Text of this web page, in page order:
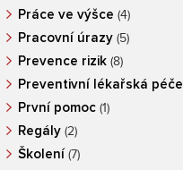
Práce ve výšce (4)
Pracovní úrazy (5)
Prevence rizik (8)
Preventivní lékařská péče
První pomoc (1)
Regály (2)
Školení (7)